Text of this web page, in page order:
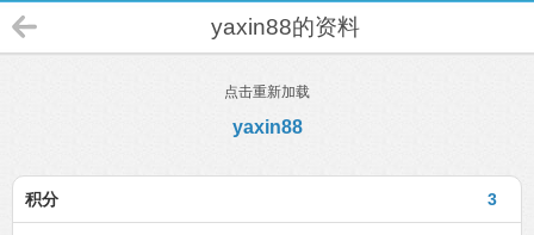
yaxin88的资料
点击重新加载
yaxin88
3
积分